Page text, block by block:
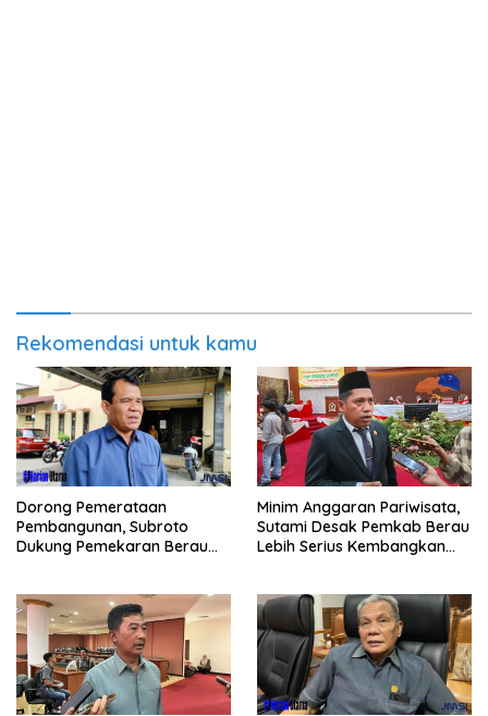
Rekomendasi untuk kamu
Dorong Pemerataan
Pembangunan, Subroto
Dukung Pemekaran Berau
Minim Anggaran Pariwisata,
Sutami Desak Pemkab Berau
Lebih Serius Kembangkan